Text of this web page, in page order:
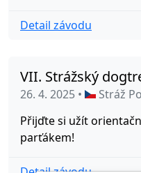
Detail závodu
VII. Strážský
26. 4. 2025 •
Stráž
Přijďte si užít
parťákem!